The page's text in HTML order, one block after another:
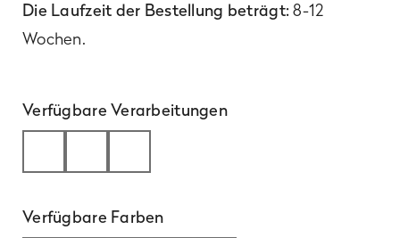
Die Laufzeit der Bestellung beträgt:8-12
Wochen.
Verfügbare Verarbeitungen
Verfügbare Farben